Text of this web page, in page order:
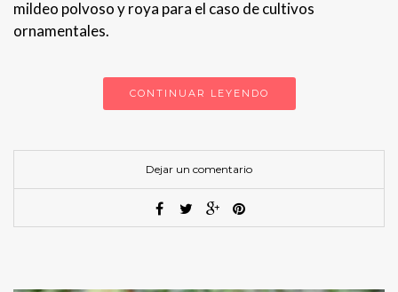
mildeo polvoso y roya para el caso de cultivos
ornamentales.
CONTINUAR LEYENDO
Dejar un comentario